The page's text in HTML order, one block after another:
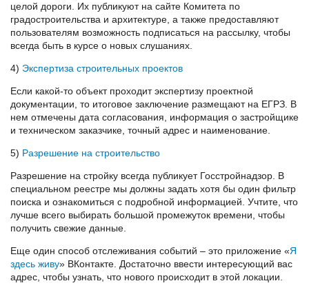
целой дороги. Их публикуют на сайте Комитета по
градостроительства и архитектуре, а также предоставляют
пользователям возможность подписаться на рассылку, чтобы
всегда быть в курсе о новых слушаниях.
4) Экспертиза строительных проектов
Если какой-то объект проходит экспертизу проектной
документации, то итоговое заключение размещают на ЕГРЗ. В
нем отмечены дата согласования, информация о застройщике
и техническом заказчике, точный адрес и наименование.
5) Разрешение на строительство
Разрешение на стройку всегда публикует Госстройнадзор. В
специальном реестре мы должны задать хотя бы один фильтр
поиска и ознакомиться с подробной информацией. Учтите, что
лучше всего выбирать большой промежуток времени, чтобы
получить свежие данные.
Еще один способ отслеживания событий – это приложение «Я
здесь живу» ВКонтакте. Достаточно ввести интересующий вас
адрес, чтобы узнать, что нового происходит в этой локации.